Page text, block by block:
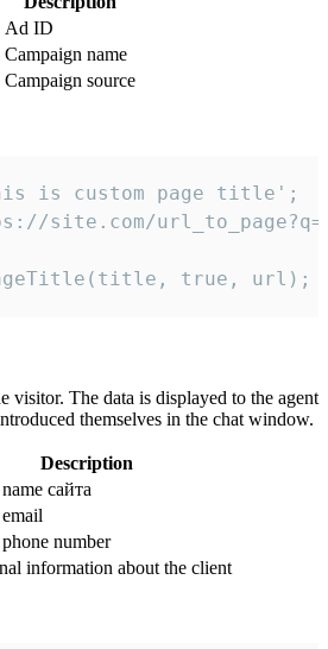
Ad ID
Campaign name
Campaign source
is custom page title';
site.com/
true, url);
visitor. The data is displayed to the agent
themselves in the chat window.
Description
сайта
number
information about the client